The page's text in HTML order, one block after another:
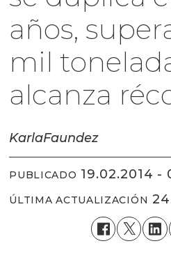
años,
mil
alcanza
KarlaFaundez
PUBLICADO 19.02.2014 -
ÚLTIMA ACTUALIZACIÓN